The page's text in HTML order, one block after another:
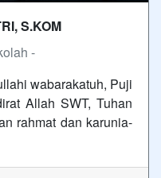
S.KOM
-
wabarakatuh, Puji
Allah SWT, Tuhan
rahmat dan karunia-